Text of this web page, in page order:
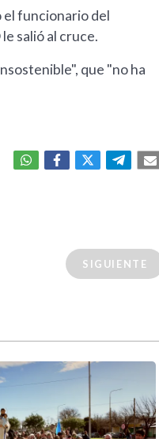
el funcionario del
salió al cruce.
que "no ha
SIGUIENTE